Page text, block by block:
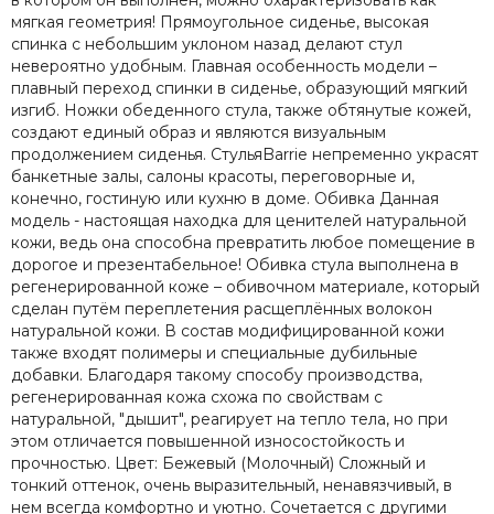
мягкая геометрия! Прямоугольное сиденье, высокая
спинка с небольшим уклоном назад делают стул
невероятно удобным. Главная особенность модели –
плавный переход спинки в сиденье, образующий мягкий
изгиб. Ножки обеденного стула, также обтянутые кожей,
создают единый образ и являются визуальным
продолжением сиденья. СтульяBarrie непременно украсят
банкетные залы, салоны красоты, переговорные и,
конечно, гостиную или кухню в доме. Обивка Данная
модель - настоящая находка для ценителей натуральной
кожи, ведь она способна превратить любое помещение в
дорогое и презентабельное! Обивка стула выполнена в
регенерированной коже – обивочном материале, который
сделан путём переплетения расщеплённых волокон
натуральной кожи. В состав модифицированной кожи
также входят полимеры и специальные дубильные
добавки. Благодаря такому способу производства,
регенерированная кожа схожа по свойствам с
натуральной, "дышит", реагирует на тепло тела, но при
этом отличается повышенной износостойкость и
прочностью. Цвет: Бежевый (Молочный) Сложный и
тонкий оттенок, очень выразительный, ненавязчивый, в
нем всегда комфортно и уютно. Сочетается с другими